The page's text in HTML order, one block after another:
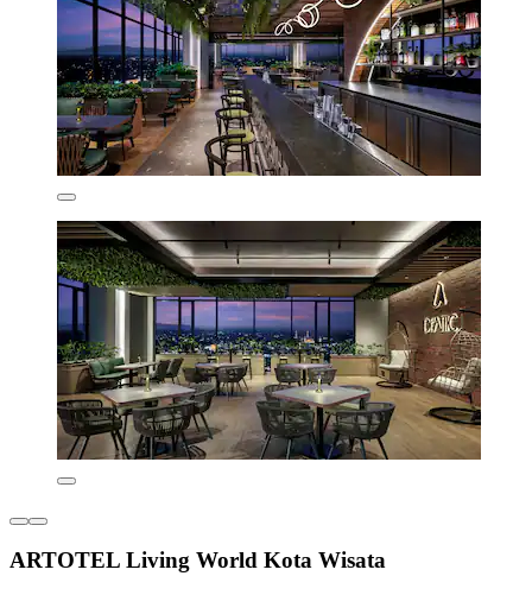
ARTOTEL Living World Kota Wisata